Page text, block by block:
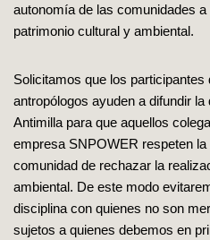
autonomía de las comunidades
patrimonio cultural y ambiental.
Solicitamos que los
antropólogos ayuden a difundir
Antimilla para que aquellos
empresa SNPOWER respeten
comunidad de rechazar la
ambiental. De este modo
disciplina con quienes no son
sujetos a quienes debemos en